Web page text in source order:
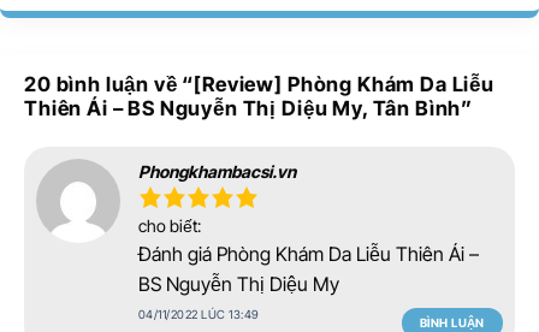
20 bình luận về “ [Review] Phòng Khám Da Liễu
Thiên Ái – BS Nguyễn Thị Diệu My, Tân Bình”
Phongkhambacsi.vn
cho biết:
Đánh giá Phòng Khám Da Liễu Thiên Ái –
BS Nguyễn Thị Diệu My
04/11/2022 LÚC 13:49
BÌNH LUẬN